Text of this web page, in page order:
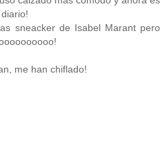
sneacker de Isabel Marant pero
me han chiflado!